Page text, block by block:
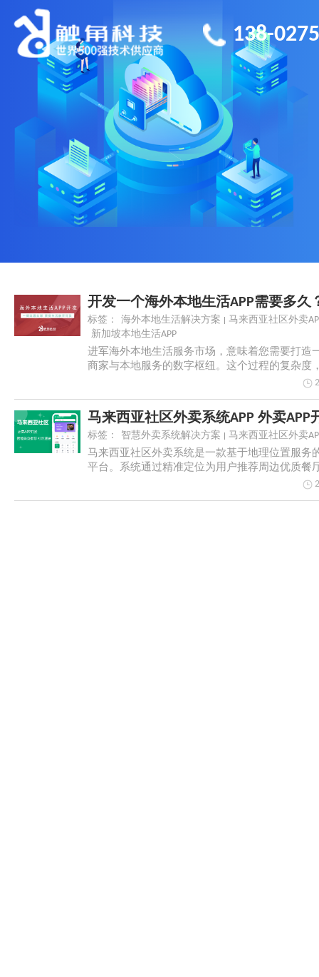
138-
标签： 海外本地生活解决方案
马来西亚社区外卖
新加坡本地生活APP
进军海外本地生活服务市场，意味着您需要打造
商家与本地服务的数字枢纽。这个过程的复杂度
马来西亚社区外卖系统APP 外卖APP
标签： 智慧外卖系统解决方案
马来西亚社区外卖
马来西亚社区外卖系统是一款基于地理位置服务
平台。系统通过精准定位为用户推荐周边优质餐